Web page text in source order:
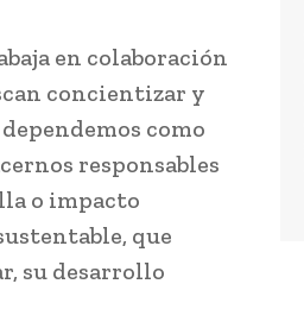
en colaboración
concientizar y
como
responsables
o impacto
que
su desarrollo